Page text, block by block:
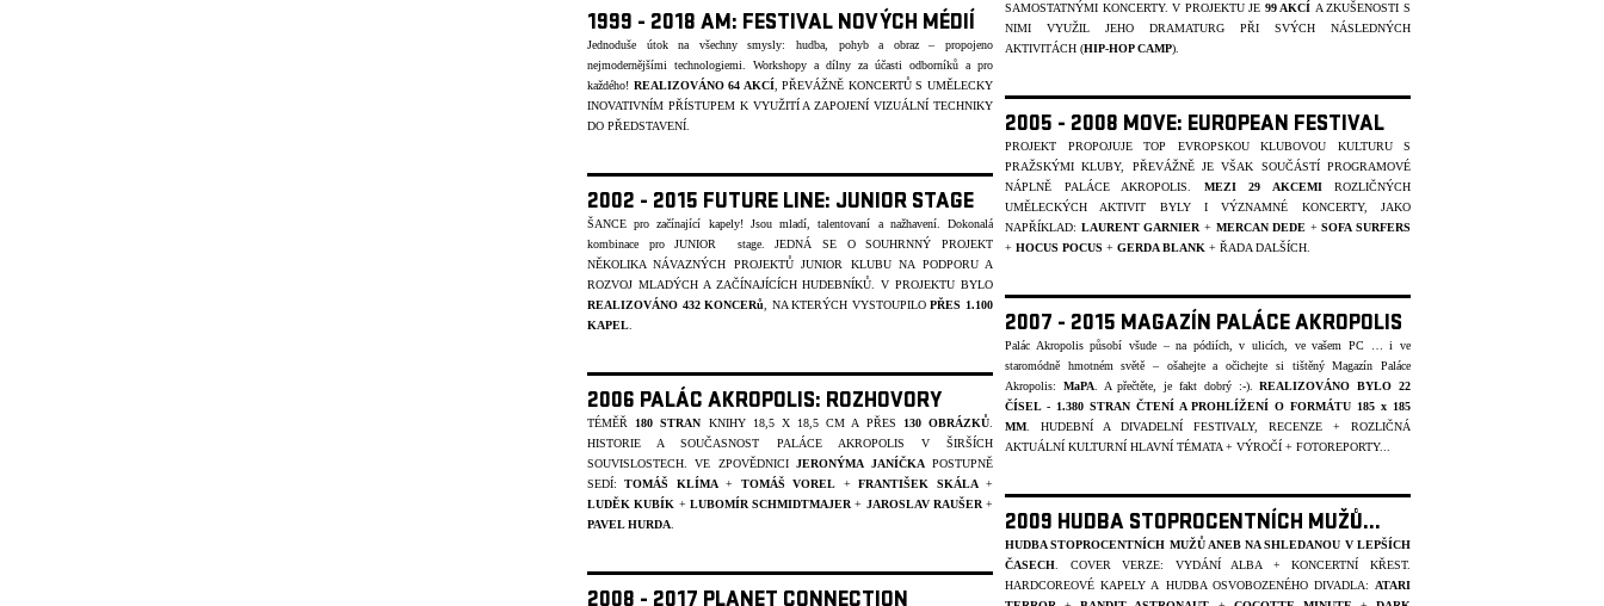
1999 - 2018 AM: FESTIVAL NOVÝCH MÉDIÍ
Jednoduše útok na všechny smysly: hudba, pohyb a obraz – propojeno
nejmodernějšími technologiemi. Workshopy a dílny za účasti odborníků a pro
každého! REALIZOVÁNO 64 AKCÍ, PŘEVÁŽNĚ KONCERTŮ S UMĚLECKY
INOVATIVNÍM PŘÍSTUPEM K VYUŽITÍ A ZAPOJENÍ VIZUÁLNÍ TECHNIKY
DO PŘEDSTAVENÍ.
SAMOSTATNÝMI KONCERTY. V PROJEKTU JE 99 AKCÍ A ZKUŠENOSTI S
NIMI VYUŽIL JEHO DRAMATURG PŘI SVÝCH NÁSLEDNÝCH
AKTIVITÁCH (HIP-HOP CAMP).
2002 - 2015 FUTURE LINE: JUNIOR STAGE
ŠANCE pro začínající kapely! Jsou mladí, talentovaní a nažhavení. Dokonalá
kombinace pro JUNIOR stage.JEDNÁ SE O SOUHRNNÝ PROJEKT
NĚKOLIKA NÁVAZNÝCH PROJEKTŮ JUNIOR KLUBU NA PODPORU A
ROZVOJ MLADÝCH A ZAČÍNAJÍCÍCH HUDEBNÍKŮ. V PROJEKTU BYLO
REALIZOVÁNO 432 KONCERů
, NA KTERÝCH VYSTOUPILOPŘES 1.100
KAPEL
2005 - 2008 MOVE: EUROPEAN FESTIVAL
PROJEKT PROPOJUJE TOP EVROPSKOU KLUBOVOU KULTURU S
PRAŽSKÝMI KLUBY, PŘEVÁŽNĚ JE VŠAK SOUČÁSTÍ PROGRAMOVÉ
NÁPLNĚ PALÁCE AKROPOLIS. MEZI 29 AKCEMIROZLIČNÝCH
UMĚLECKÝCH AKTIVIT BYLY I VÝZNAMNÉ KONCERTY, JAKO
NAPŘÍKLAD: LAURENT GARNIER + MERCAN DEDE +SOFA SURFERS
+ HOCUS POCUS + GERDA BLANK + ŘADA DALŠÍCH.
2006 PALÁC AKROPOLIS: ROZHOVORY
TÉMĚŘ 180 STRAN KNIHY 18,5 X 18,5 CM A PŘES 130 OBRÁZKŮ
HISTORIE A SOUČASNOST PALÁCE AKROPOLIS V ŠIRŠÍCH
SOUVISLOSTECH. VE ZPOVĚDNICIJERONÝMA JANÍČKAPOSTUPNĚ
SEDÍ:TOMÁŠ KLÍMA+ TOMÁŠ VOREL +FRANTIŠEK SKÁLA+
LUDĚK KUBÍK + LUBOMÍR SCHMIDTMAJER + JAROSLAV RAUŠER+
PAVEL HURDA
2007 - 2015 MAGAZÍN PALÁCE AKROPOLIS
Palác Akropolis působí všude – na pódiích, v ulicích, ve vašem PC … i ve
staromódně hmotném světě – ošahejte a očichejte si tištěný Magazín Paláce
Akropolis: MaPA. A přečtěte, je fakt dobrý :-).REALIZOVÁNO BYLO 22
ČÍSEL - 1.380 STRAN ČTENÍ A PROHLÍŽENÍ O FORMÁTU 185 x 185
MM . HUDEBNÍ A DIVADELNÍ FESTIVALY, RECENZE + ROZLIČNÁ
AKTUÁLNÍ KULTURNÍ HLAVNÍ TÉMATA + VÝROČÍ + FOTOREPORTY...
2009 HUDBA STOPROCENTNÍCH MUŽŮ...
HUDBA STOPROCENTNÍCH MUŽŮ ANEB NA SHLEDANOU V LEPŠÍCH
ČASECH . COVER VERZE: VYDÁNÍ ALBA + KONCERTNÍ KŘEST.
HARDCOREOVÉ KAPELY A HUDBA OSVOBOZENÉHO DIVADLA: ATARI